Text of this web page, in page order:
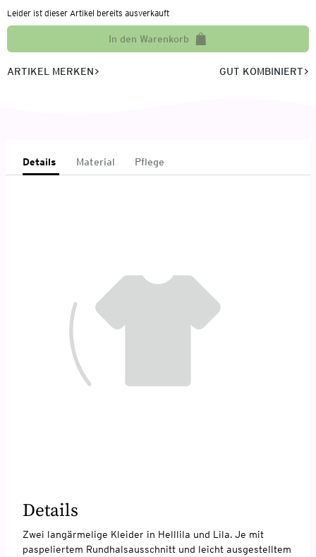
Leider ist dieser Artikel bereits ausverkauft
In den Warenkorb
ARTIKEL MERKEN GUT KOMBINIERT
Details Material Pflege
Details
Zwei langärmelige Kleider in Helllila und Lila. Je mit
paspeliertem Rundhalsausschnitt und leicht ausgestelltem